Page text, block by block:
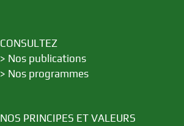
CONSULTEZ
> Nos publications
> Nos programmes
NOS PRINCIPES ET VALEURS